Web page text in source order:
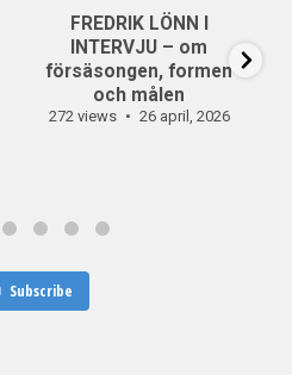
FREDRIK LÖNN I
INTERVJU – om
försäsongen, formen
och målen
272 views 26 april, 2026
Subscribe